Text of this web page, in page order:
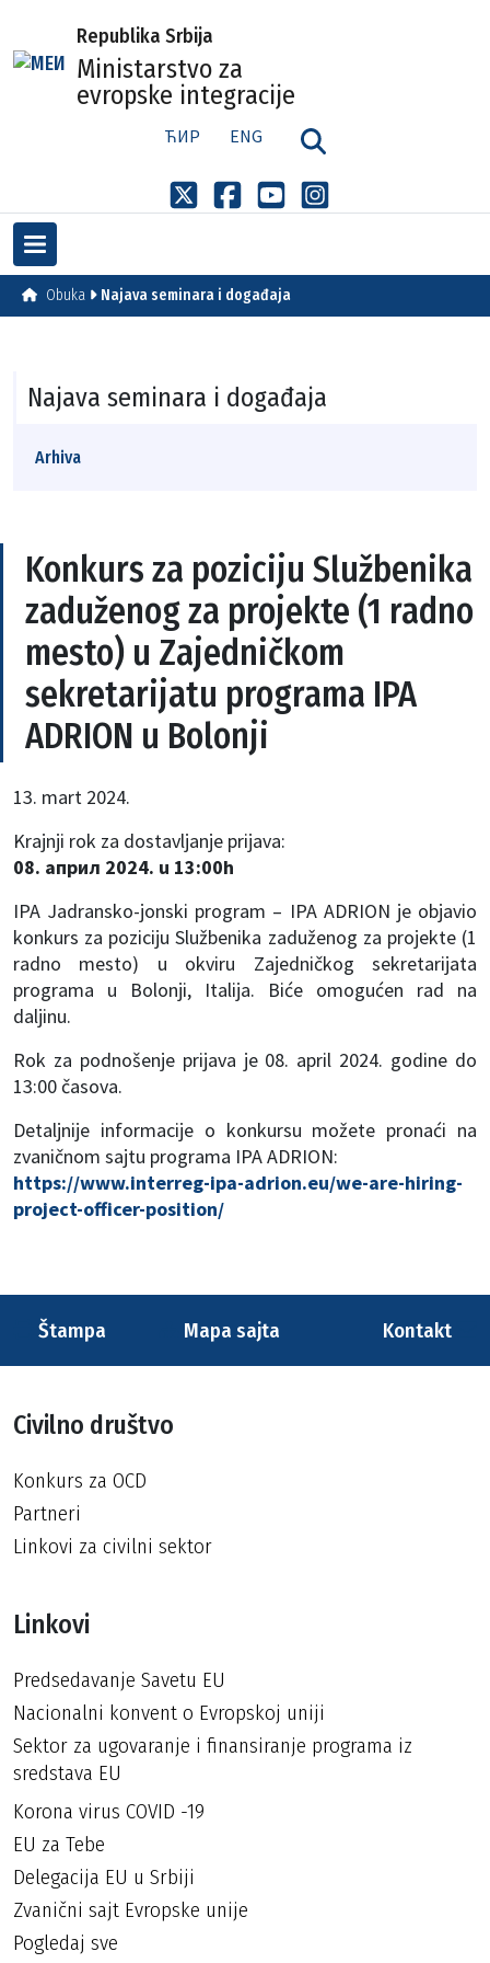
Republika Srbija
Ministarstvo za
evropske integracije
ЋИР ENG
Obuka Najava seminara i događaja
Najava seminara i događaja
Arhiva
Konkurs za poziciju Službenika
zaduženog za projekte (1 radno
mesto) u Zajedničkom
sekretarijatu programa IPA
ADRION u Bolonji
13. mart 2024.
Krajnji rok za dostavljanje prijava:
08. април 2024. u 13:00h
IPA Jadransko-jonski program – IPA ADRION je objavio
konkurs za poziciju Službenika zaduženog za projekte (1
radno mesto) u okviru Zajedničkog sekretarijata
programa u Bolonji, Italija. Biće omogućen rad na
daljinu.
Rok za podnošenje prijava je 08. april 2024. godine do
13:00 časova.
Detaljnije informacije o konkursu možete pronaći na
zvaničnom sajtu programa IPA ADRION:
https://www.interreg-ipa-adrion.eu/we-are-hiring-
project-officer-position/
Štampa Mapa sajta Kontakt
Civilno društvo
Konkurs za OCD
Partneri
Linkovi za civilni sektor
Linkovi
Predsedavanje Savetu EU
Nacionalni konvent o Evropskoj uniji
Sektor za ugovaranje i finansiranje programa iz
sredstava EU
Korona virus COVID -19
EU za Tebe
Delegacija EU u Srbiji
Zvanični sajt Evropske unije
Pogledaj sve